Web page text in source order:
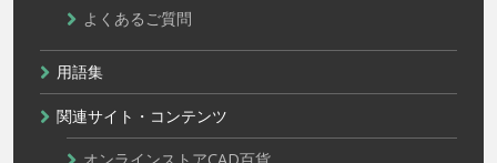
よくあるご質問
用語集
関連サイト・コンテンツ